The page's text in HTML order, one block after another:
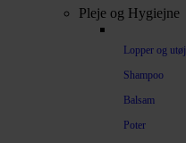
Pleje og Hygiejne
Lopper og utøj
Shampoo
Balsam
Poter